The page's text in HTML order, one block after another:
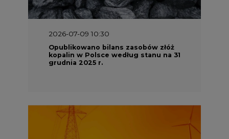
2026-07-09 10:30
Opublikowano bilans zasobów złóż
kopalin w Polsce według stanu na 31
grudnia 2025 r.